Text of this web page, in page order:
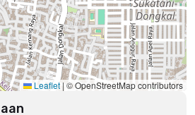
Leaflet | © OpenStreetMap contributors